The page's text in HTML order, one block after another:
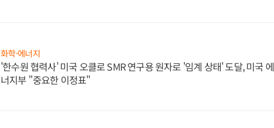
화학·에너지
'한수원 협력사' 미국 오클로 SMR 연구용 원자로 '임계 상태' 도달, 미국 에
너지부 "중요한 이정표"